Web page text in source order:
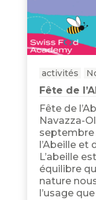
activités
Fête de
Fête de
Navazza-
septembre
l’Abeille et
L’abeille
équilibre
nature
l’usage